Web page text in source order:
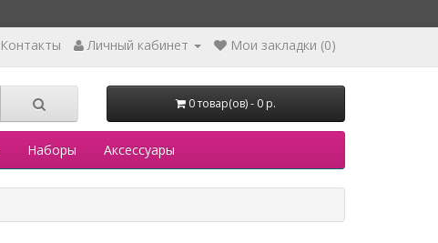
Контакты Личный кабинет Мои закладки (0)
0 товар(ов) - 0 р.
Наборы Аксессуары